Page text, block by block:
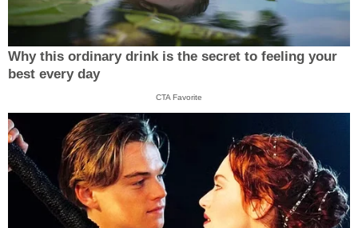
Why this ordinary drink is the secret to feeling your
best every day
CTA Favorite